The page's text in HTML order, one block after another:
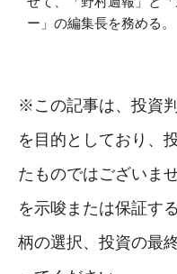
ー」の編集長を務める。
※この記事は、投資
を目的としており、
たものではございま
を示唆または保証す
柄の選択、投資の最